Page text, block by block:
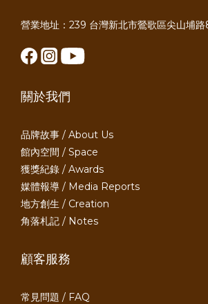
營業地址：239 台灣新北市鶯歌區尖山埔路
關於我們
品牌故事 / About Us
館內空間 / Space
獲獎紀錄 / Awards
媒體報導 / Media Reports
地方創生 / Creation
角落札記 / Notes
顧客服務
常見問題 / FAQ